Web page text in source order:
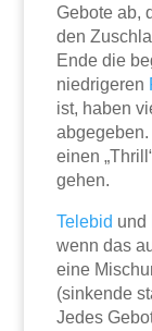
Gebote ab,
den
Ende die
niedrigeren
ist, haben
einen
gehen.
Telebid und
wenn das
eine
(sinkende
Jedes